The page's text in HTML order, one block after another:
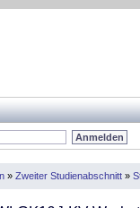
» Zweiter Studienabschnitt »